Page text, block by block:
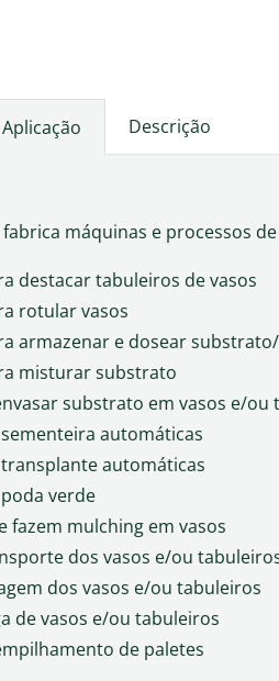
Descrição
fabrica máquinas e processos
destacar tabuleiros de vasos
rotular vasos
armazenar e dosear
misturar substrato
substrato em vasos e/ou
automáticas
automáticas
verde
fazem mulching em vasos
dos vasos e/ou
dos vasos e/ou tabuleiros
de vasos e/ou tabuleiros
de paletes